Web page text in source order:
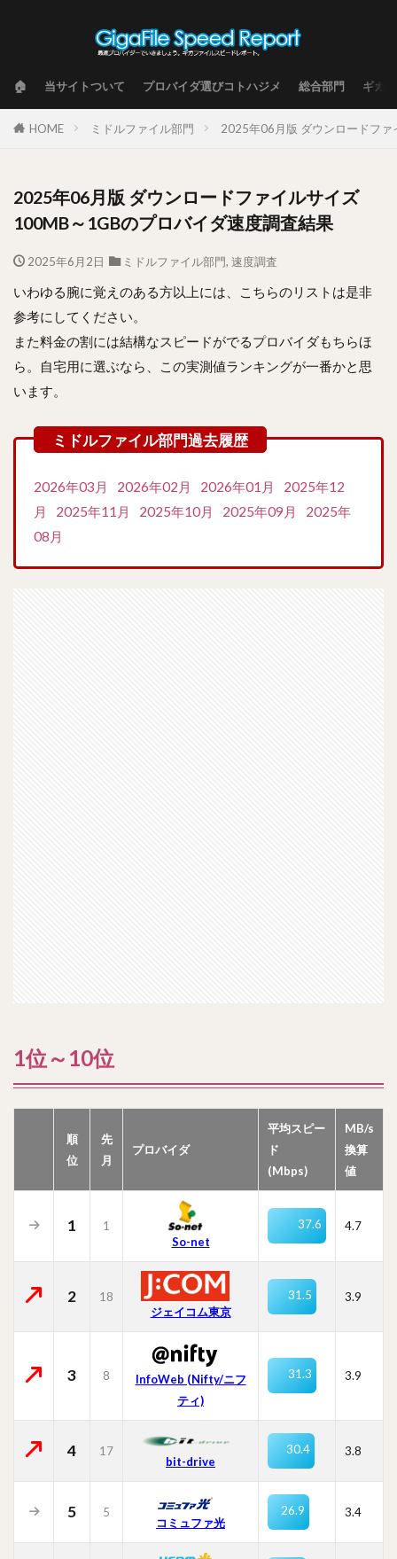
🏠 当サイトついて プロバイダ選びコトハジメ 総合部門 ギガ
HOME ミドルファイル部門 2025年06月版 ダウンロードフ
2025年06月版 ダウンロードファイルサイズ
100MB～1GBのプロバイダ速度調査結果
2025年6月2日 ミドルファイル部門, 速度調査
いわゆる腕に覚えのある方以上には、こちらのリストは是非
参考にしてください。
また料金の割には結構なスピードがでるプロバイダもちらほ
ら。自宅用に選ぶなら、この実測値ランキングが一番かと思
います。
2026年03月 2026年02月 2026年01月
2025年12
月
2025年11月 2025年10月 2025年09月
2025年
08月
1位～10位
順
位
先
月
プロバイダ
平均スピー
ド
(Mbps)
MB/s
換算
値
1
1
So-net
37.6 4.7
2
18
ジェイコム東京
31.5 3.9
3 8
InfoWeb (Nifty/ニフ
ティ)
31.3 3.9
4 17
bit-drive
30.4 3.8
5 5
コミュファ光
26.9 3.4